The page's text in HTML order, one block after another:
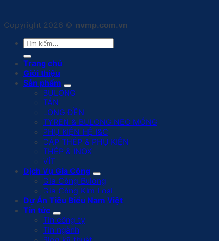
Copyright 2026 © nvmp.com.vn
Tìm
kiếm:
Trang chủ
Giới thiệu
Sản phẩm
BULONG
TÁN
LONG ĐỀN
TYREN & BULONG NEO MÓNG
PHỤ KIỆN HỆ I&C
CÁP THÉP & PHỤ KIỆN
THÉP & INOX
VÍT
Dịch Vụ Gia Công
Gia Công Bulong
Gia Công Kim Loại
Dự Án Tiêu Biểu Nam Việt
Tin tức
Tin công ty
Tin ngành